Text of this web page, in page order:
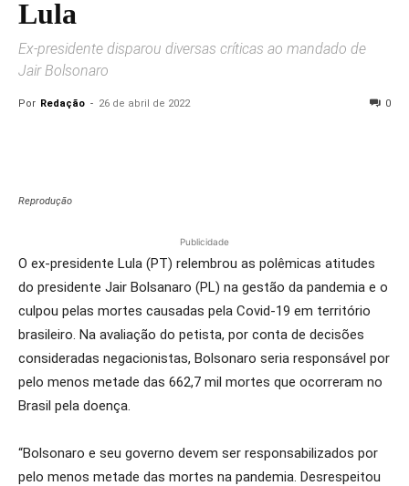
Lula
Ex-presidente disparou diversas críticas ao mandado de
Jair Bolsonaro
Por Redação - 26 de abril de 2022 0
Reprodução
Publicidade
O ex-presidente Lula (PT) relembrou as polêmicas atitudes
do presidente Jair Bolsanaro (PL) na gestão da pandemia e o
culpou pelas mortes causadas pela Covid-19 em território
brasileiro. Na avaliação do petista, por conta de decisões
consideradas negacionistas, Bolsonaro seria responsável por
pelo menos metade das 662,7 mil mortes que ocorreram no
Brasil pela doença.
“Bolsonaro e seu governo devem ser responsabilizados por
pelo menos metade das mortes na pandemia. Desrespeitou